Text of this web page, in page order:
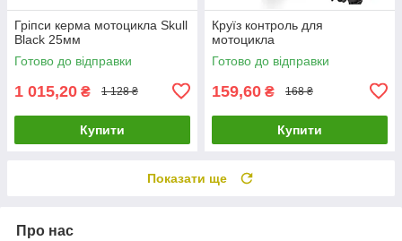
Гріпси керма мотоцикла Skull
Black 25мм
Готово до відправки
1 015,20 ₴ 1 128 ₴
Купити
Круїз контроль для
мотоцикла
Готово до відправки
159,60 ₴ 168 ₴
Купити
Показати ще
Про нас